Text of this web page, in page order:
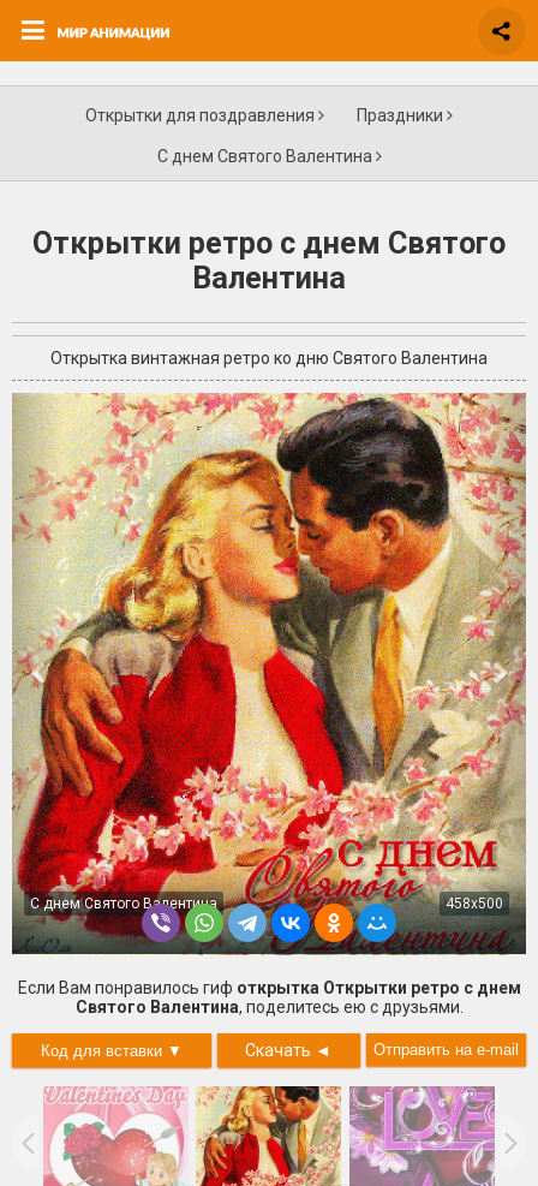
Открытки для поздравления Праздники
С днем Святого Валентина
Открытки ретро с днем Святого
Валентина
Открытка винтажная ретро ко дню Святого Валентина
+3
С днем Святого Валентина 458x500
Если Вам понравилось гиф открытка Открытки ретро с днем
Святого Валентина, поделитесь ею с друзьями.
Скачать ◄